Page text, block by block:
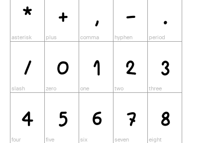
* + , - .
/ 0 1 2 3
4 5 6 7 8